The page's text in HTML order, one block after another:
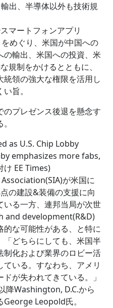
出、半導体以外も技術規
マートフォンアプリ
めぐり、米国が中国への
輸出、米国への投資、米
規制をかけるとともに、
領の強大な権限を活用し
旨。
プレゼンス後退を懸念す
as U.S. Chip Lobby
emphasizes more fabs,
EE Times)
が米国に
の建設&装備の支援に向
いる一方、連邦当局が次世
and development(R&D)
な可能性がある、と特に
どちらにしても、米国半
化および業界のロビー活
いる。すなわち、アメリ
が失われてきている。」
降Washington, D.C.から
Leopold氏。